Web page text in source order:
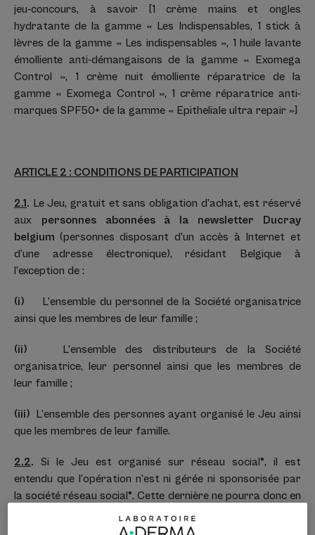
jeu-concours, à savoir [1 crème mains et ongles
hydratante de la gamme « Les Indispensables, 1 stick à
lèvres de la gamme « Les indispensables », 1 huile lavante
émolliente anti-démangaisons de la gamme « Exomega
Control », 1 crème nuit émolliente réparatrice de la
gamme « Exomega Control », 1 crème réparatrice anti-
marques SPF50+ de la gamme « Epitheliale ultra repair »]
ARTICLE 2 : CONDITIONS DE PARTICIPATION
2.1. Le Jeu, gratuit et sans obligation d’achat, est réservé
aux personnes abonnées à la newsletter Ducray
belgium (personnes disposant d’un accès à Internet et
d’une adresse électronique), résidant Belgique à
l’exception de :
(i) L’ensemble du personnel de la Société organisatrice
ainsi que les membres de leur famille ;
(ii) L’ensemble des distributeurs de la Société
organisatrice, leur personnel ainsi que les membres de
leur famille ;
(iii) L’ensemble des personnes ayant organisé le Jeu ainsi
que les membres de leur famille.
2.2. Si le Jeu est organisé sur réseau social®, il est
entendu que l’opération n’est ni gérée ni sponsorisée par
la société réseau social®. Cette dernière ne pourra donc en
aucun cas être tenue comme responsable de tout litige lié
au Jeu, et les informations des Participants ne sont pas